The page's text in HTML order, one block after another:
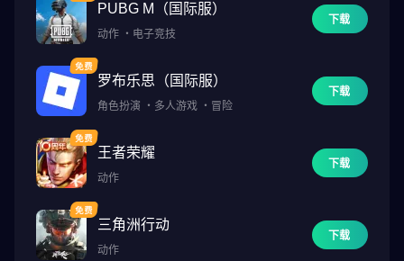
PUBG M（国际服）
动作 ・ 电子竞技
下载
罗布乐思（国际服）
角色扮演 ・ 多人游戏 ・ 冒险
下载
王者荣耀
动作
下载
三角洲行动
动作
下载